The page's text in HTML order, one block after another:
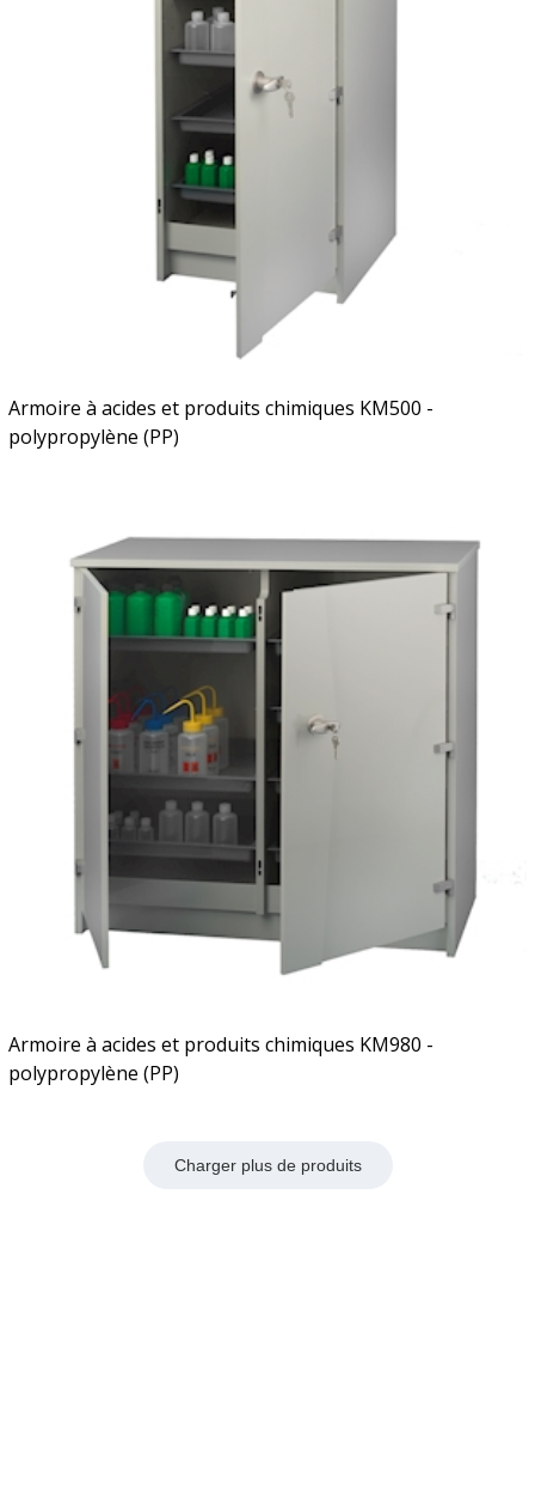
Armoire à acides et produits chimiques KM500 -
polypropylène (PP)
Armoire à acides et produits chimiques KM980 -
polypropylène (PP)
Charger plus de produits